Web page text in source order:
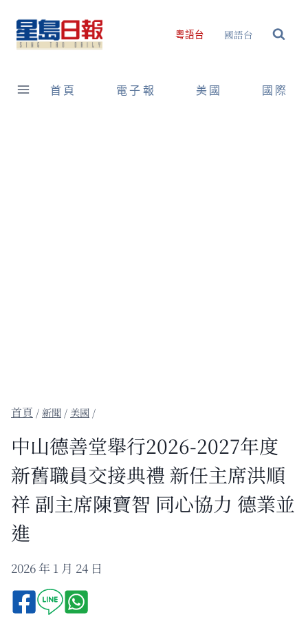
content
粵語台 國語台
首頁 電子報 美國 國際
/新聞 / 美國 /
中山德善堂舉行2026-2027年度
新舊職員交接典禮 新任主席洪順
祥 副主席陳寶智 同心協力 德業並
進
2026 年 1 月 24 日